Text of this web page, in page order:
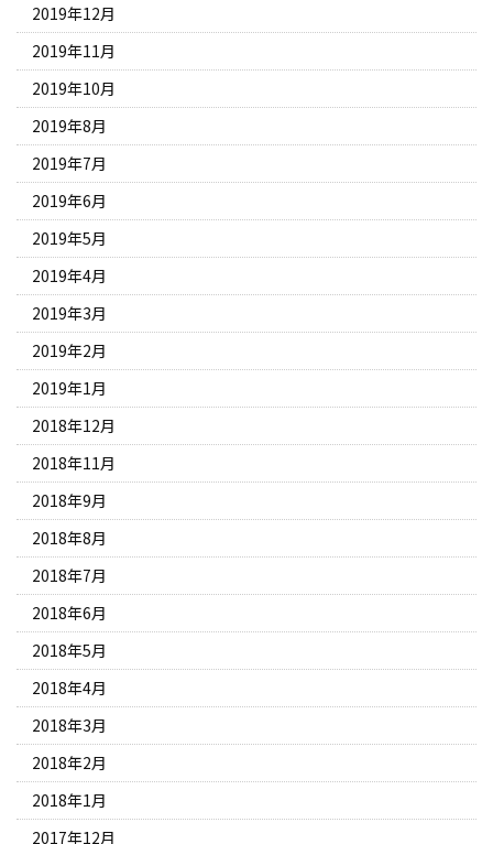
2019年12月
2019年11月
2019年10月
2019年8月
2019年7月
2019年6月
2019年5月
2019年4月
2019年3月
2019年2月
2019年1月
2018年12月
2018年11月
2018年9月
2018年8月
2018年7月
2018年6月
2018年5月
2018年4月
2018年3月
2018年2月
2018年1月
2017年12月